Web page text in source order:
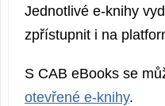
Jednotlivé e-knihy
zpřístupnit i na
S CAB eBooks se
otevřené e-knihy.